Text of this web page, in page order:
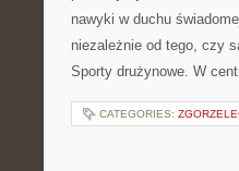
nawyki w duchu
niezależnie od tego, czy
Sporty drużynowe. W
CATEGORIES: